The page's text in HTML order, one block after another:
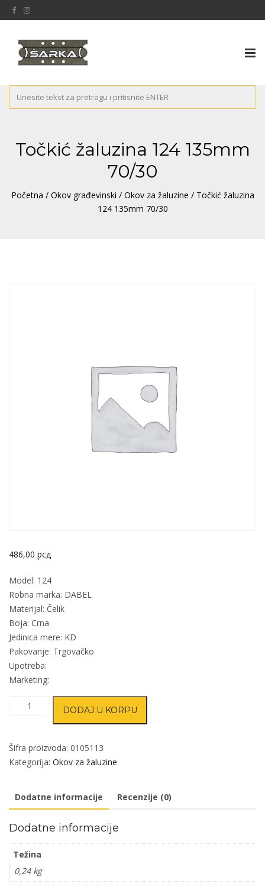
Točkić žaluzina 124 135mm
70/30
Početna / Okov građevinski / Okov za žaluzine / Točkić žaluzina
124 135mm 70/30
486,00 рсд
Model: 124
Robna marka: DABEL
Materijal: Čelik
Boja: Crna
Jedinica mere: KD
Pakovanje: Trgovačko
Upotreba:
Marketing:
Točkić
135mm
70/30
DODAJ U KORPU
Šifra proizvoda: 0105113
Kategorija: Okov za žaluzine
Dodatne informacije Recenzije (0)
Dodatne informacije
Težina
0,24 kg